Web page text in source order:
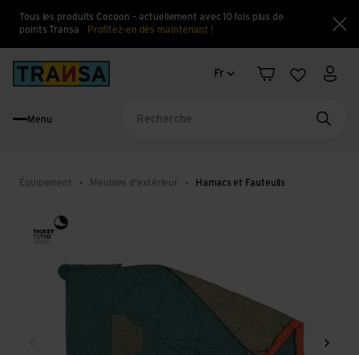
Tous les produits Cocoon – actuellement avec 10 fois plus de
points Transa
Profitez-en dès maintenant !
Changement de langue
Fr
PanierListe Mon
Menu
Équipement Meubles d'extérieur Hamacs et Fauteuils